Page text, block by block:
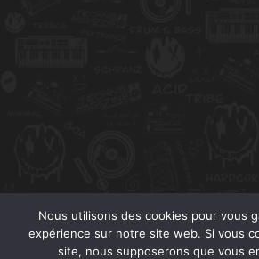
Nous utilisons des cookies pour vous
expérience sur notre site web. Si vous
site, nous supposerons que vous